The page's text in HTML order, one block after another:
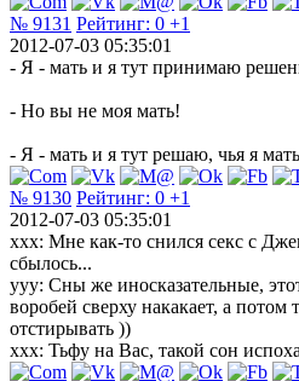
№ 9131 Рейтинг: 0 +1
2012-07-03 05:35:01
- Я - мать и я тут принимаю
- Но вы не моя мать!
- Я - мать и я тут решаю, чья я
№ 9130 Рейтинг: 0 +1
2012-07-03 05:35:01
xxx: Мне как-то снился секс с
сбылось...
yyy: Сны же иносказательные,
воробей сверху накакает, а потом
отстирывать ))
xxx: Тьфу на Вас, такой сон